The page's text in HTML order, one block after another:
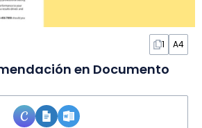
1 A4
en Documento